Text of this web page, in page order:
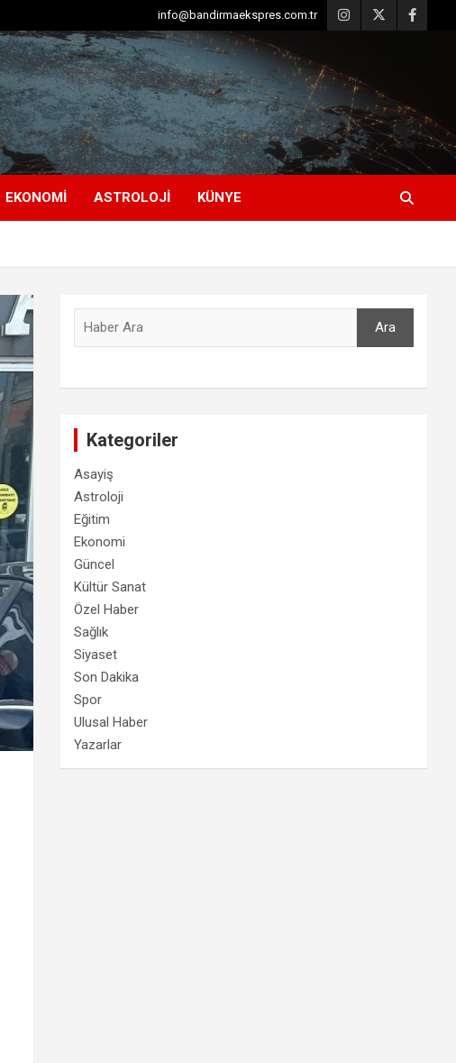
info@bandirmaekspres.com.tr
EKONOMI ASTROLOJI KÜNYE
Ara
Kategoriler
Asayiş
Astroloji
Eğitim
Ekonomi
Güncel
Kültür Sanat
Özel Haber
Sağlık
Siyaset
Son Dakika
Spor
Ulusal Haber
Yazarlar